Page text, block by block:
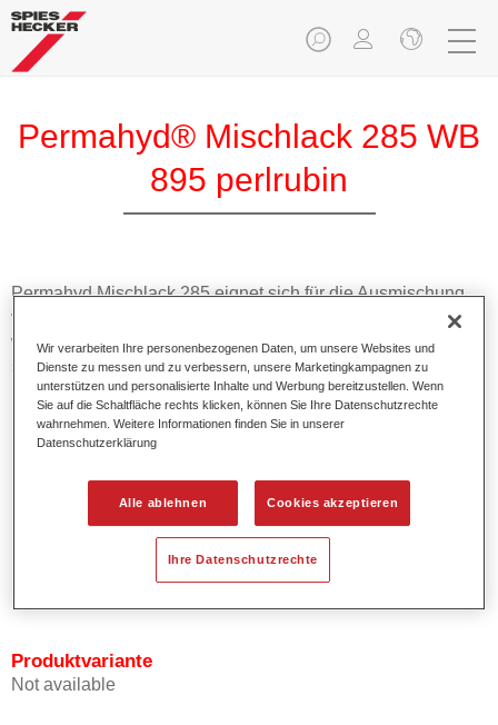
Permahyd® Mischlack 285 WB
895 perlrubin
Permahyd Mischlack 285 eignet sich für die Ausmischung
von Permahyd Perlmutt Basislack 285, einem hochwertigen
wasserverdünnbaren Basislacksystem. Es basiert auf einer
speziellen PU-Dispersionstechnologie für Uni- und
Effektlackierungen.
Produktmerkmale
1,5 Spritzgängen.
Bietet ein gutes Standvermögen.
Verfügt über ein hohes Deckvermögen.
Besitzt eine hohe Farbtongenauigkeit.
Produktvariante
Not available
Wir verarbeiten Ihre personenbezogenen Daten, um unsere Websites und
Dienste zu messen und zu verbessern, unsere Marketingkampagnen zu
unterstützen und personalisierte Inhalte und Werbung bereitzustellen. Wenn
Sie auf die Schaltfläche rechts klicken, können Sie Ihre Datenschutzrechte
wahrnehmen. Weitere Informationen finden Sie in unserer
Datenschutzerklärung
Alle ablehnen Cookies akzeptieren
Ihre Datenschutzrechte